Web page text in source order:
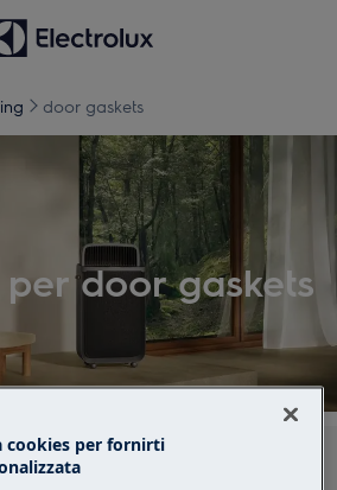
door gaskets
door gaskets
articoli di supporto
cookies per fornirti